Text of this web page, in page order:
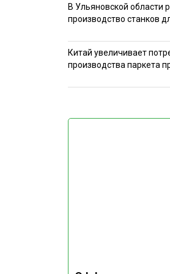
В Ульяновской области
производство станков
Китай увеличивает
производства паркета